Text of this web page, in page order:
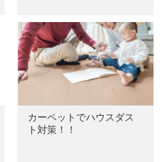
カーペットでハウスダス
ト対策！！